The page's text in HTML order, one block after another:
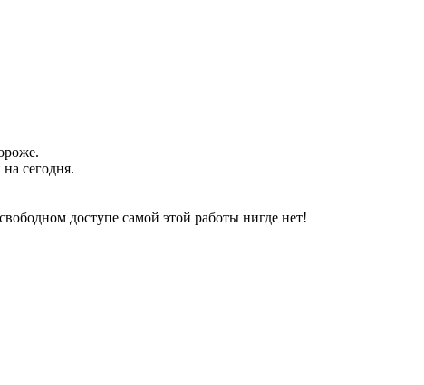
сегодня.
доступе самой этой работы нигде нет!